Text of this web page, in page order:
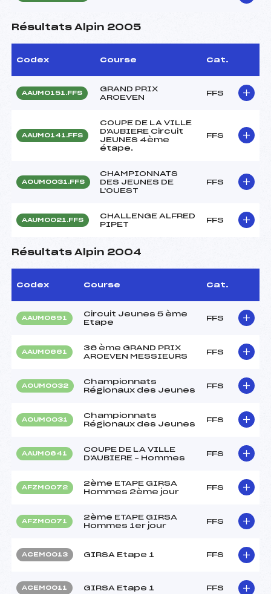
Résultats Alpin 2005
Codex Course Cat.
AAUM0151.FFS
GRAND PRIX
AROEVEN
FFS
AAUM0141.FFS
COUPE DE LA VILLE
D'AUBIERE Circuit
JEUNES 4ème
étape.
FFS
AOUM0031.FFS
CHAMPIONNATS
DES JEUNES DE
L'OUEST
FFS
AAUM0021.FFS
CHALLENGE ALFRED
PIPET
FFS
Résultats Alpin 2004
Codex Course Cat.
AAUM0691
Circuit Jeunes 5 ème
Etape
FFS
AAUM0661
36 ème GRAND PRIX
AROEVEN MESSIEURS
FFS
AOUM0032
Championnats
Régionaux des Jeunes
FFS
AOUM0031
Championnats
Régionaux des Jeunes
FFS
AAUM0641
COUPE DE LA VILLE
D'AUBIERE – Hommes
FFS
AFZM0072
2ème ETAPE GIRSA
Hommes 2ème jour
FFS
AFZM0071
2ème ETAPE GIRSA
Hommes 1er jour
FFS
ACEM0013 GIRSA Etape 1 FFS
ACEM0011 GIRSA Etape 1 FFS